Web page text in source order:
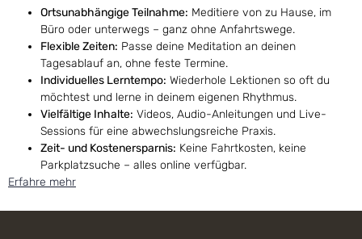
Ortsunabhängige Teilnahme: Meditiere von zu Hause, im
Büro oder unterwegs – ganz ohne Anfahrtswege.
Flexible Zeiten: Passe deine Meditation an deinen
Tagesablauf an, ohne feste Termine.
Individuelles Lerntempo: Wiederhole Lektionen so oft du
möchtest und lerne in deinem eigenen Rhythmus.
Vielfältige Inhalte: Videos, Audio-Anleitungen und Live-
Sessions für eine abwechslungsreiche Praxis.
Zeit- und Kostenersparnis: Keine Fahrtkosten, keine
Parkplatzsuche – alles online verfügbar.
Erfahre mehr